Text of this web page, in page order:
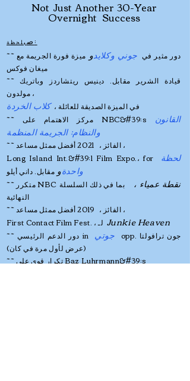
Not Just Another 30-Year
Overnight Success
صبلحظة :
~~ دور مثير في جوني وكلايدو ميزة فورة الجريمة مع
ميغان فوكس
~~ قيادة الشرير مقابل. دينيس ريتشاردز وباتريك
مولدون ،
في الميزة الصديقة للعائلة ،كلاب الخردة
~~ مركز الاهتمام على NBC&#39;s القانون
والنظام: الجريمة المنظمة
~~ الفائز ، 2021 أفضل ممثل مساعد ،
Long Island Int.&#39;l Film Expo.، for لحظة
واحدةو
~~ متكررNBC نقطة عمياء ،
بما في ذلك السلسلة
~~ الفائز ، 2019 أفضل ممثل مساعد ،
Junkie Heaven
~~ دور الدعم الرئيسي in جوتي opp. جون ترافولتا
(
~~ تكرار قوي على Baz Luhrmann&#39;s